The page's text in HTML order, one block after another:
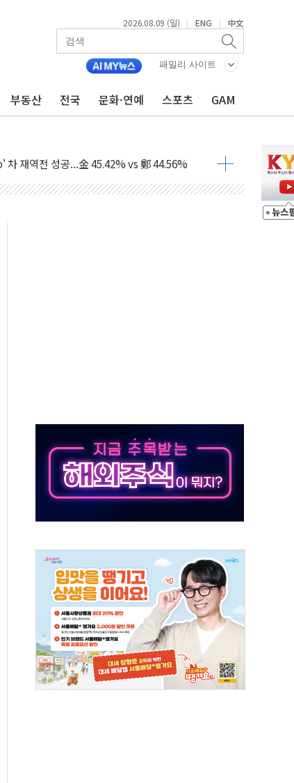
2026.08.09 (일) | ENG | 中文
패밀리 사이트
부동산 전국 문화·연예 스포츠 GAM
수온 양식장 복구·지원 '총력'
재역전 성공...金 45.42% vs 鄭 44.56%
래·김민석 당대표 후보
표...김민석 47.75% 정청래 42.08%
김민석 52.64% 정청래 39.89% 송영길 7.47%
계·탄약 부족 현실화
우…강원 동해안 강한 비 이어져
참석..."국제적 시민 연대로 목소리 내야"
60대 나흘만에 숨진 채 발견
10대 아들 체포
정청래…제주 연설서 신경전 고조